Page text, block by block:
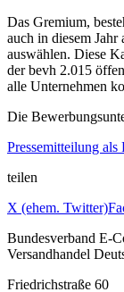
Das Gremium,
auch in diesem
auswählen. Diese
der bevh 2.015
alle Unternehmen
Die
Pressemitteilung
teilen
X (ehem. Twitter)
Bundesverband E-
Versandhandel
Friedrichstraße 60